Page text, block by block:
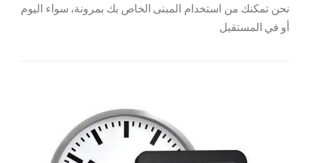
نحن تمكنك من استخدام المبنى الخاص بك بمرونة، سواء اليوم
أو في المستقبل